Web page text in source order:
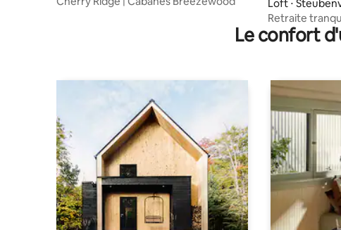
Loft ⋅
Retraite
convivial près
Le confort